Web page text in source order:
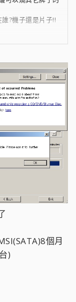
?機子還是片子!!
錄量而定,一般來
較推PIONEER
個月
)